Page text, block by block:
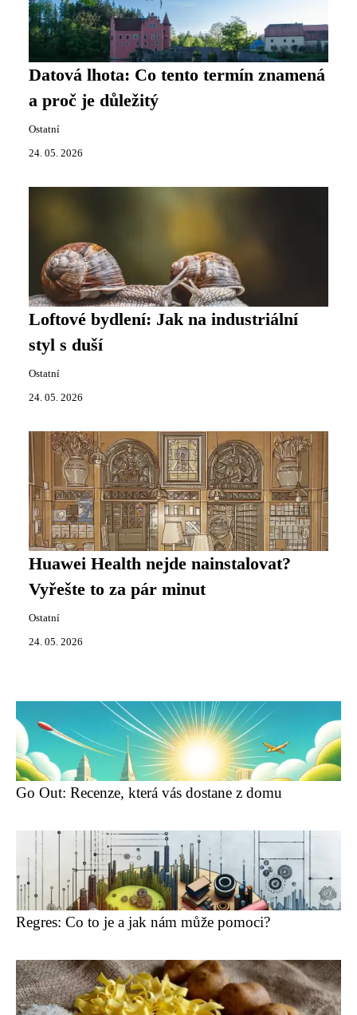
Datová lhota: Co tento termín znamená
a proč je důležitý
Ostatní
24. 05. 2026
Loftové bydlení: Jak na industriální
styl s duší
Ostatní
24. 05. 2026
Huawei Health nejde nainstalovat?
Vyřešte to za pár minut
Ostatní
24. 05. 2026
Go Out: Recenze, která vás dostane z domu
Regres: Co to je a jak nám může pomoci?